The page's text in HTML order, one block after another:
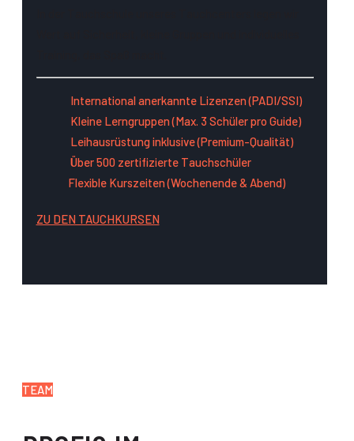
International anerkannte Lizenzen (PADI/SSI)
Kleine Lerngruppen (Max. 3 Schüler pro Guide)
Leihausrüstung inklusive (Premium-Qualität)
Über 500 zertifizierte Tauchschüler
Flexible Kurszeiten (Wochenende & Abend)
ZU DEN TAUCHKURSEN
TEAM